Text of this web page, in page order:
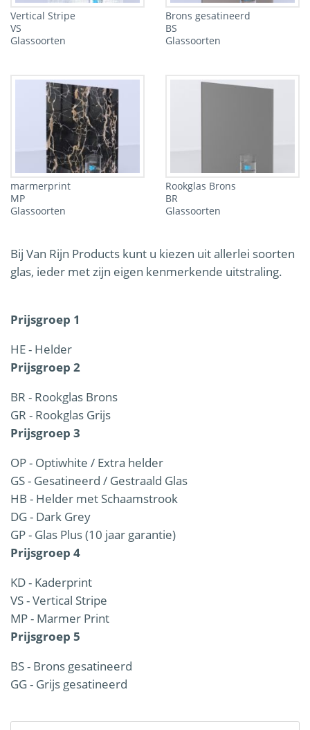
Vertical Stripe
VS
Glassoorten
Brons gesatineerd
BS
Glassoorten
marmerprint
MP
Glassoorten
Rookglas Brons
BR
Glassoorten
Bij Van Rijn Products kunt u kiezen uit allerlei soorten
glas, ieder met zijn eigen kenmerkende uitstraling.
Prijsgroep 1
HE - Helder
Prijsgroep 2
BR - Rookglas Brons
GR - Rookglas Grijs
Prijsgroep 3
OP - Optiwhite / Extra helder
GS - Gesatineerd / Gestraald Glas
HB - Helder met Schaamstrook
DG - Dark Grey
GP - Glas Plus (10 jaar garantie)
Prijsgroep 4
KD - Kaderprint
VS - Vertical Stripe
MP - Marmer Print
Prijsgroep 5
BS - Brons gesatineerd
GG - Grijs gesatineerd